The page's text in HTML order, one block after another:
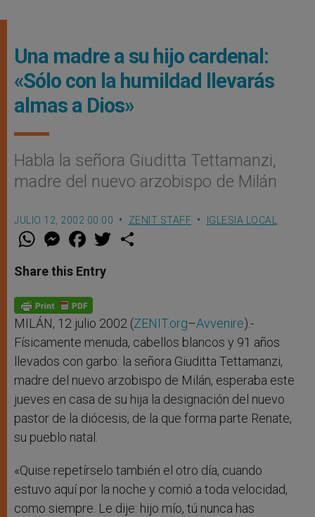
Una madre a su hijo cardenal:
«Sólo con la humildad llevarás
almas a Dios»
Habla la señora Giuditta Tettamanzi,
madre del nuevo arzobispo de Milán
JULIO 12, 2002 00:00 ZENIT STAFF IGLESIA LOCAL
W
t
s
p
p
M
e
s
e
g
e
r
F
a
e
b
o
k
w
Share this Entry
MILÁN, 12 julio 2002 (ZENIT.org–Avvenire).-
Físicamente menuda, cabellos blancos y 91 años
llevados con garbo: la señora Giuditta Tettamanzi,
madre del nuevo arzobispo de Milán, esperaba este
jueves en casa de su hija la designación del nuevo
pastor de la diócesis, de la que forma parte Renate,
su pueblo natal.
«Quise repetírselo también el otro día, cuando
estuvo aquí por la noche y comió a toda velocidad,
como siempre. Le dije: hijo mío, tú nunca has